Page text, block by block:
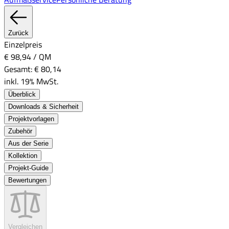
Zurück
Einzelpreis
€ 98,94/ QM
Gesamt:€ 80,14
inkl. 19% MwSt.
Überblick
Downloads & Sicherheit
Projektvorlagen
Zubehör
Aus der Serie
Kollektion
Projekt-Guide
Bewertungen
Vergleichen